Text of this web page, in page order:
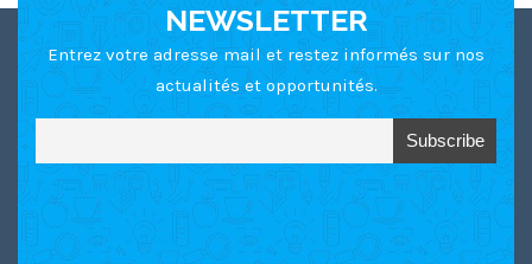
NEWSLETTER
Entrez votre adresse mail et restez informés sur nos
actualités et opportunités.